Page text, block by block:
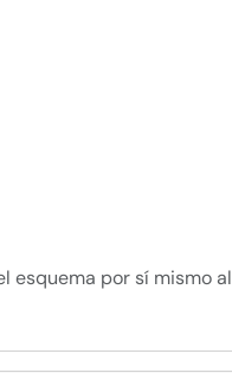
esquema por sí mismo al